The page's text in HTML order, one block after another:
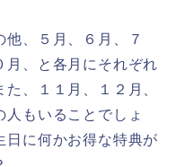
、５月、６月、７
月、と各月にそれぞれ
、１１月、１２月、
人もいることでしょ
日に何かお得な特典が